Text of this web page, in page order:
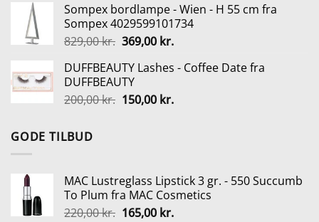
pris
var:
129,95 kr..
pris
er:
116,95 kr..
Sompex bordlampe - Wien - H 55 cm fra
Sompex 4029599101734
829,00kr. Den
pris
var:
829,00 kr..
369,00 kr.Den
pris
369,00 kr..
DUFFBEAUTY Lashes - Coffee Date fra
DUFFBEAUTY
200,00kr. Den
150,00 kr.Den
GODE TILBUD
MAC Lustreglass Lipstick 3 gr. - 550 Succumb
To Plum fra MAC Cosmetics
220,00kr. Den
165,00 kr.Den